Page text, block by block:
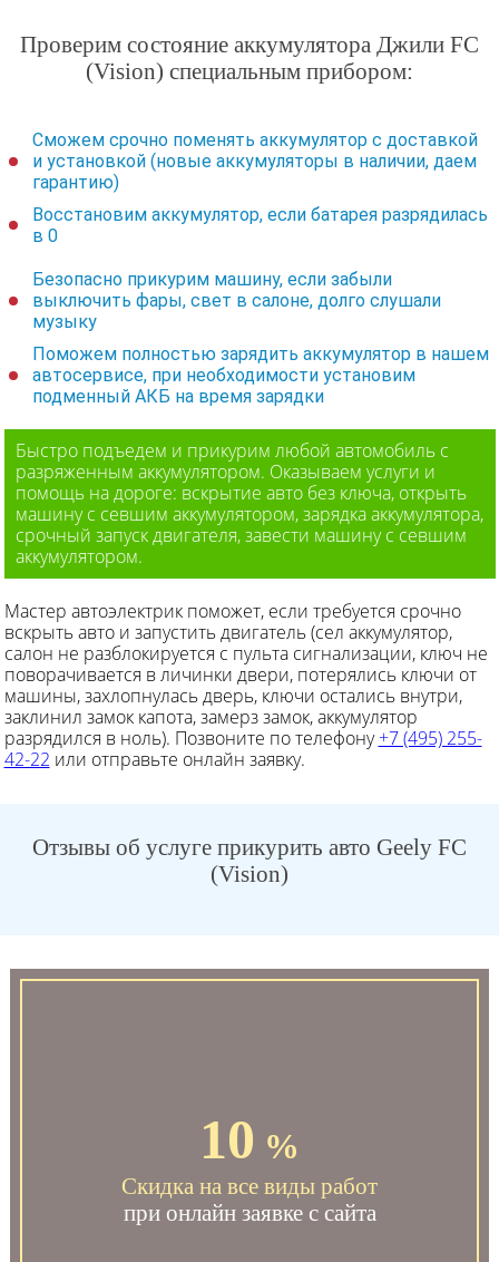
Проверим состояние аккумулятора Джили FC
(Vision) специальным прибором:
Сможем срочно поменять аккумулятор с доставкой
и установкой (новые аккумуляторы в наличии, даем
гарантию)
Восстановим аккумулятор, если батарея разрядилась
в 0
Безопасно прикурим машину, если забыли
выключить фары, свет в салоне, долго слушали
музыку
Поможем полностью зарядить аккумулятор в нашем
автосервисе, при необходимости установим
подменный АКБ на время зарядки
Быстро подъедем и прикурим любой автомобиль с
разряженным аккумулятором. Оказываем услуги и
помощь на дороге: вскрытие авто без ключа, открыть
машину с севшим аккумулятором, зарядка аккумулятора,
срочный запуск двигателя, завести машину с севшим
аккумулятором.
Мастер автоэлектрик поможет, если требуется срочно
вскрыть авто и запустить двигатель (сел аккумулятор,
салон не разблокируется с пульта сигнализации, ключ не
поворачивается в личинки двери, потерялись ключи от
машины, захлопнулась дверь, ключи остались внутри,
заклинил замок капота, замерз замок, аккумулятор
разрядился в ноль). Позвоните по телефону+7 (495) 255-
42-22 или отправьте онлайн заявку.
Отзывы об услуге прикурить авто Geely FC
(Vision)
10 %
Скидка на все виды работ
при онлайн заявке с сайта